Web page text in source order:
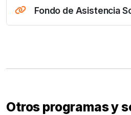
Otros programas y